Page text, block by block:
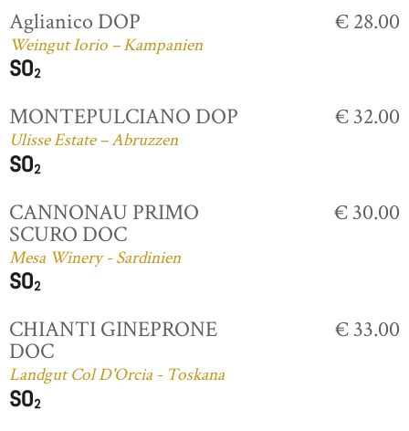
Aglianico DOP
Weingut Iorio – Kampanien
€ 28.00
MONTEPULCIANO DOP
Ulisse Estate – Abruzzen
€ 32.00
CANNONAU PRIMO
SCURO DOC
Mesa Winery - Sardinien
€ 30.00
CHIANTI GINEPRONE
DOC
Landgut Col D'Orcia - Toskana
€ 33.00